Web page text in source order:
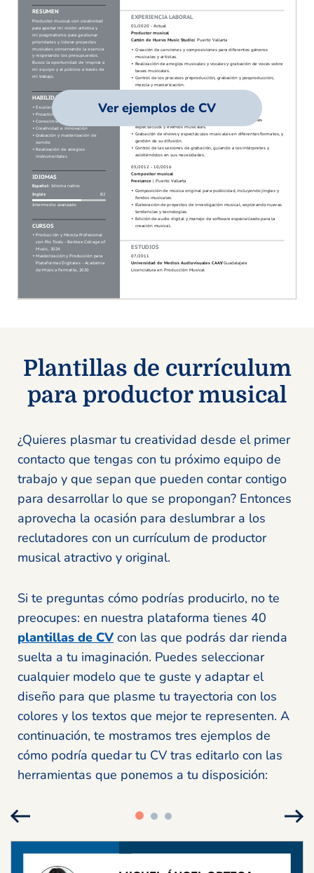
Ver ejemplos de CV
Plantillas de currículum
para productor musical
¿Quieres plasmar tu creatividad desde el primer
contacto que tengas con tu próximo equipo de
trabajo y que sepan que pueden contar contigo
para desarrollar lo que se propongan? Entonces
aprovecha la ocasión para deslumbrar a los
reclutadores con un currículum de productor
musical atractivo y original.
Si te preguntas cómo podrías producirlo, no te
preocupes: en nuestra plataforma tienes 40
plantillas de CV con las que podrás dar rienda
suelta a tu imaginación. Puedes seleccionar
cualquier modelo que te guste y adaptar el
diseño para que plasme tu trayectoria con los
colores y los textos que mejor te representen. A
continuación, te mostramos tres ejemplos de
cómo podría quedar tu CV tras editarlo con las
herramientas que ponemos a tu disposición: